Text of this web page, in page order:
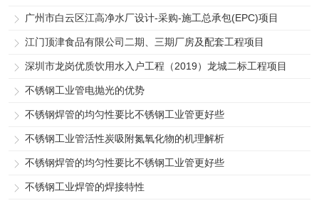
广州市白云区江高净水厂设计-采购-施工总承包(EPC)项目
江门顶津食品有限公司二期、三期厂房及配套工程项目
深圳市龙岗优质饮用水入户工程（2019）龙城二标工程项目
不锈钢工业管电抛光的优势
不锈钢焊管的均匀性要比不锈钢工业管更好些
不锈钢工业管活性炭吸附氮氧化物的机理解析
不锈钢焊管的均匀性要比不锈钢工业管更好些
不锈钢工业焊管的焊接特性